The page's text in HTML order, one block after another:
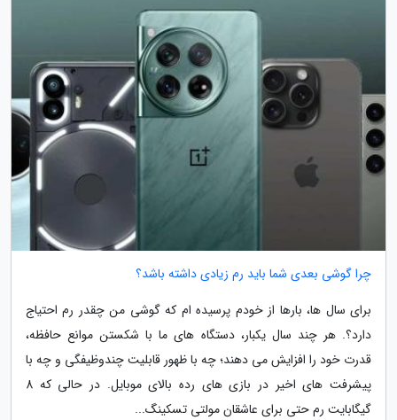
چرا گوشی بعدی شما باید رم زیادی داشته باشد؟
برای سال ها، بارها از خودم پرسیده ام که گوشی من چقدر رم احتیاج
دارد؟. هر چند سال یکبار، دستگاه های ما با شکستن موانع حافظه،
قدرت خود را افزایش می دهند؛ چه با ظهور قابلیت چندوظیفگی و چه با
پیشرفت های اخیر در بازی های رده بالای موبایل. در حالی که 8
گیگابایت رم حتی برای عاشقان مولتی تسکینگ...